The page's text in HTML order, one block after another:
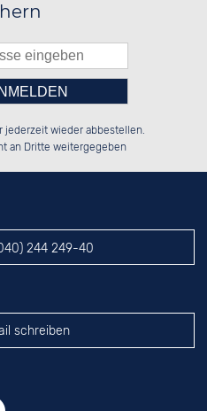
Bitte tragen Sie die Zahl in
das nebenstehende Feld ein.
jederzeit wieder abbestellen.
an Dritte weitergegeben
244 249-40
schreiben